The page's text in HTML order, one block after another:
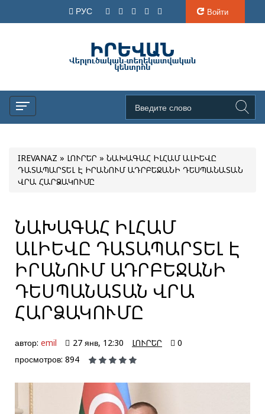
РУС Войти
IREVANAZ » ԼՈՒՐԵՐ » ՆԱԽԱԳԱՀ ԻԼՀԱՄ ԱԼԻԵՎԸ
ԴԱՏԱՊԱՐՏԵԼ Է ԻՐԱՆՈՒՄ ԱԴՐԲԵՋԱՆԻ ԴԵՍՊԱՆԱՏԱՆ
ՎՐԱ ՀԱՐՁԱԿՈՒՄԸ
ՆԱԽԱԳԱՀ ԻԼՀԱՄ
ԱԼԻԵՎԸ ԴԱՏԱՊԱՐՏԵԼ Է
ԻՐԱՆՈՒՄ ԱԴՐԲԵՋԱՆԻ
ԴԵՍՊԱՆԱՏԱՆ ՎՐԱ
ՀԱՐՁԱԿՈՒՄԸ
автор: emil 27 янв, 12:30 ԼՈՒՐԵՐ
0
просмотров: 894